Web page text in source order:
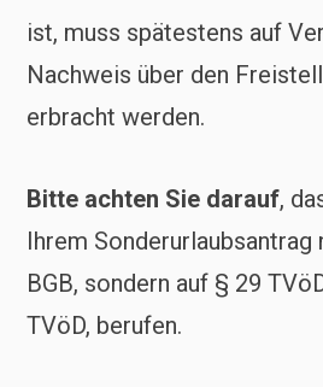
ist, muss spätestens auf
Nachweis über den
erbracht werden.
Bitte achten Sie darauf,
Ihrem
BGB, sondern auf § 29
TVöD, berufen.